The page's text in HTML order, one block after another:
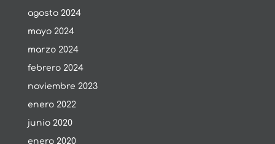
agosto 2024
mayo 2024
marzo 2024
febrero 2024
noviembre 2023
enero 2022
junio 2020
enero 2020